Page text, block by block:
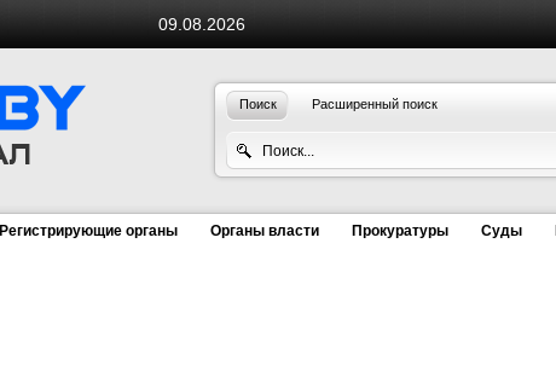
09.08.2026
Поиск Расширенный поиск
Регистрирующие органы Органы власти Прокуратуры Суды